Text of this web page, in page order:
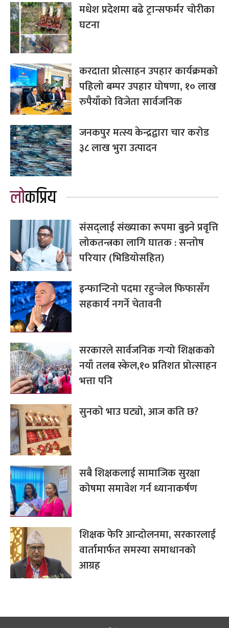
मधेश प्रदेशमा बढे ट्रान्सफर्मर चोरीका
घटना
करदाता प्रोत्साहन उपहार कार्यक्रमको
पहिलो बम्पर उपहार घोषणा, १० लाख
रुपैयाँको विजेता सार्वजनिक
जनकपुर मत्स्य केन्द्रद्वारा चार करोड
३८ लाख भुरा उत्पादन
लोकप्रिय
संसद्लाई संख्याका रूपमा बुझ्ने प्रवृत्ति
लोकतन्त्रका लागि घातक : सन्तोष
परियार (भिडियोसहित)
इन्फान्टिनो पदमा रहुन्जेल फिफासँग
सहकार्य नगर्ने चेतावनी
सरकारले सार्वजनिक गर्‍यो शिक्षकको
नयाँ तलब स्केल,१० प्रतिशत प्रोत्साहन
भत्ता पनि
सुनको भाउ घट्यो, आज कति छ?
सबै शिक्षकलाई सामाजिक सुरक्षा
कोषमा समावेश गर्न ध्यानाकर्षण
शिक्षक फेरि आन्दोलनमा, सरकारलाई
वार्तामार्फत समस्या समाधानको
आग्रह